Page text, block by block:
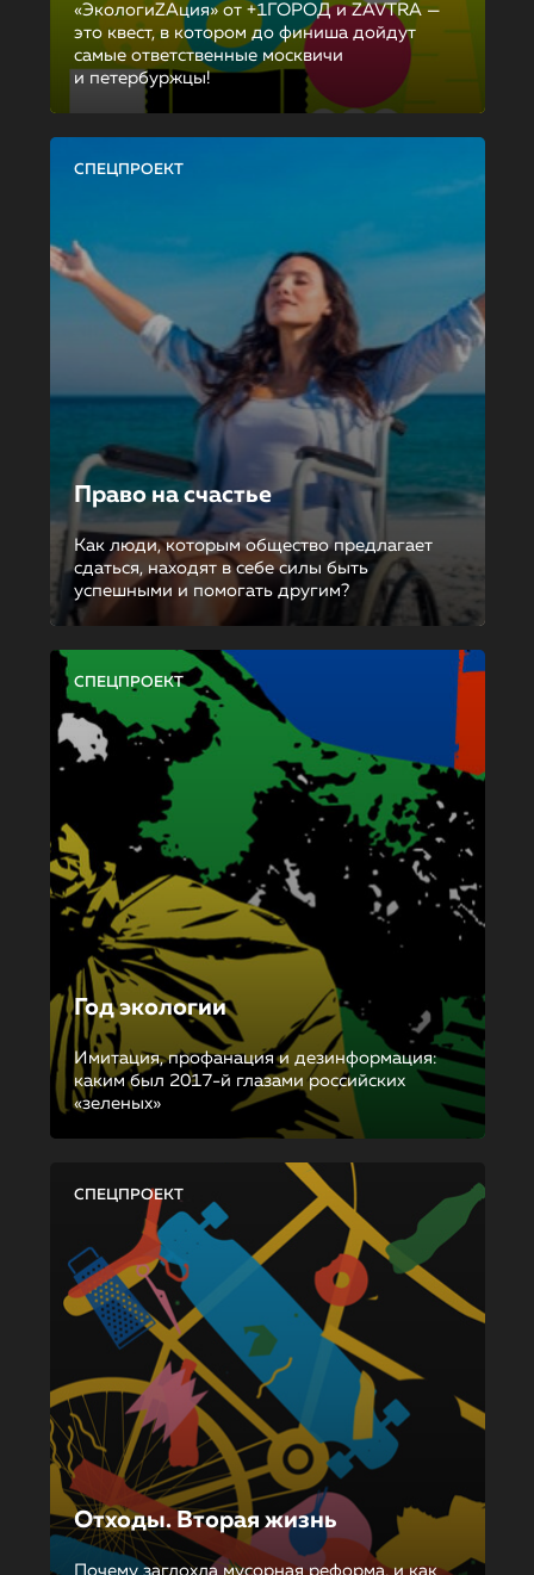
«ЭкологиZAция» от +1ГОРОД и ZAVTRA —
это квест, в котором до финиша дойдут
самые ответственные москвичи
и петербуржцы!
СПЕЦПРОЕКТ
Право на счастье
Как люди, которым общество предлагает
сдаться, находят в себе силы быть
успешными и помогать другим?
СПЕЦПРОЕКТ
Год экологии
Имитация, профанация и дезинформация:
каким был 2017-й глазами российских
«зеленых»
СПЕЦПРОЕКТ
Отходы. Вторая жизнь
Почему заглохла мусорная реформа, и как